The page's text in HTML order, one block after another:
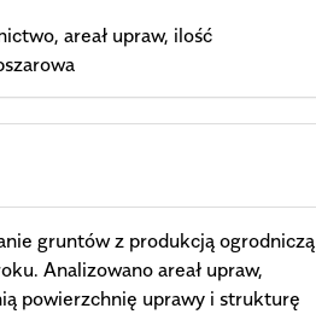
areał upraw, ilość
gruntów z produkcją ogrodniczą
Analizowano areał upraw,
powierzchnię uprawy i strukturę